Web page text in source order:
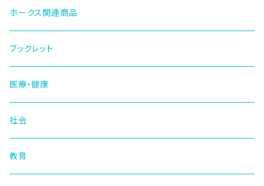
ホークス関連商品
ブックレット
医療・健康
社会
教育